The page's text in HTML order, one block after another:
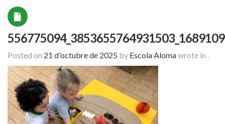
Posted on 21 d'octubre de 2025 by Escola Alomawrote in .